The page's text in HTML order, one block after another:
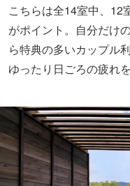
こちらは全14室中、12
がポイント。自分だけ
ら特典の多いカップル
ゆったり日ごろの疲れ